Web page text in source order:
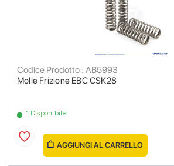
Molle Frizione EBC CSK28
Codice Prodotto : AB5993
1 Disponibile
AGGIUNGI AL CARRELLO